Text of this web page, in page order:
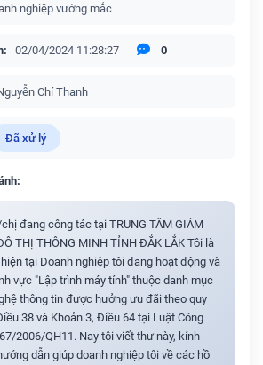
nghiệp vướng mắc
02/04/2024 11:28:27 0
Chí Thanh
Đã xử lý
đang công tác tại TRUNG TÂM GIÁM
THỊ THÔNG MINH TỈNH ĐẮK LẮK Tôi là
tại Doanh nghiệp tôi đang hoạt động và
vực "Lập trình máy tính" thuộc danh mục
thông tin được hưởng ưu đãi theo quy
38 và Khoản 3, Điều 64 tại Luật Công
2006/QH11. Nay tôi viết thư này, kính
dẫn giúp doanh nghiệp tôi về các hồ